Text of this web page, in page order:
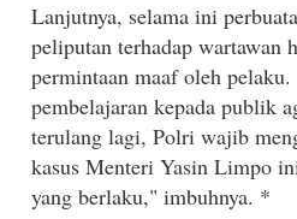
Lanjutnya, selama ini
peliputan terhadap wartawan
permintaan maaf oleh
pembelajaran kepada publik
terulang lagi, Polri wajib
kasus Menteri Yasin Limpo
yang berlaku," imbuhnya. *